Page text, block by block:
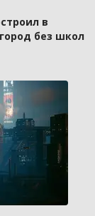
в
без школ